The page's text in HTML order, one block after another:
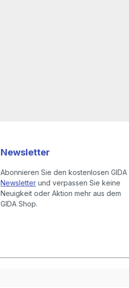
Newsletter
Abonnieren Sie den kostenlosen GIDA
Newsletter und verpassen Sie keine
Neuigkeit oder Aktion mehr aus dem
GIDA Shop.